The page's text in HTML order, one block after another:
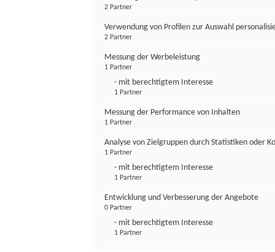
2 Partner
Verwendung von Profilen zur Auswahl
2 Partner
Messung der Werbeleistung
1 Partner
- mit berechtigtem Interesse
1 Partner
Messung der Performance von Inhalten
1 Partner
Analyse von Zielgruppen durch Statistiken oder
1 Partner
- mit berechtigtem Interesse
1 Partner
Entwicklung und Verbesserung der Angebote
0 Partner
- mit berechtigtem Interesse
1 Partner